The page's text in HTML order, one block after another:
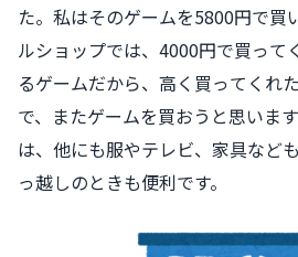
た。私はそのゲームを5800円で買
ルショップでは、4000円で買って
るゲームだから、高く買ってくれ
で、またゲームを買おうと思いま
は、他にも服やテレビ、家具など
っ越しのときも便利です。